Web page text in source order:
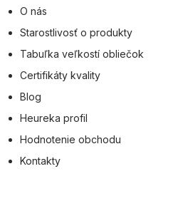
O nás
Starostlivosť o produkty
Tabuľka veľkostí obliečok
Certifikáty kvality
Blog
Heureka profil
Hodnotenie obchodu
Kontakty